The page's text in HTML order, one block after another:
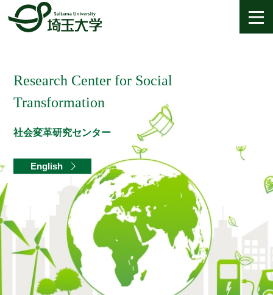
Research Center for Social
Transformation
社会変革研究センター
English